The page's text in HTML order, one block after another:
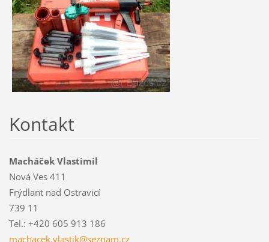
Kontakt
Macháček Vlastimil
Nová Ves 411
Frýdlant nad Ostravicí
739 11
Tel.: +420 605 913 186
machacek.vlastik@seznam.cz